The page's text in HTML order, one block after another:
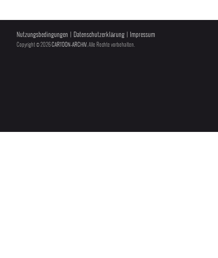
Nutzungsbedingungen Datenschutzerklärung Impressum
Copyright © 2026CARTOON-ARCHIV, Alle Rechte vorbehalten.